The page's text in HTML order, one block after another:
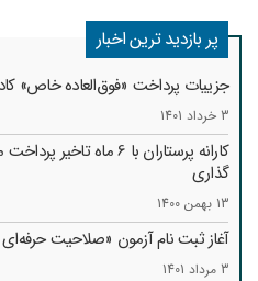
پر بازدید ترین اخبار
جزییات پرداخت «فوق‌العاده خاص»
3 خرداد 1401
کارانه‌ پرستاران با 6
گذاری
13 بهمن 1400
آغاز ثبت نام آزمون «صلاحیت حرفه‌ای
3 مرداد 1401